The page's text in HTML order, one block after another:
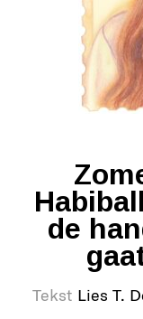
de
Tekst Lies T.